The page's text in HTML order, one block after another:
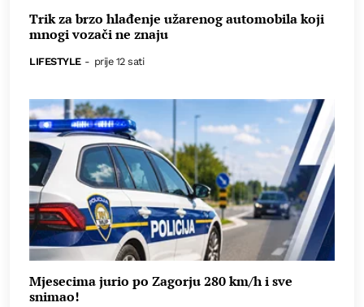
Trik za brzo hlađenje užarenog automobila koji
mnogi vozači ne znaju
LIFESTYLE - prije 12 sati
Mjesecima jurio po Zagorju 280 km/h i sve
snimao!